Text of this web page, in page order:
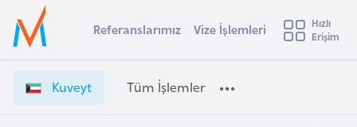
Ülke Seçimi
Başvuru yapmak istediğiniz ülkeyi seçin
Üye
Girişi
u
e
y
e
Referanslarımız Vize İşlemleri
Hızlı
Erişim
Kuveyt Tüm İşlemler
s
t
r
a